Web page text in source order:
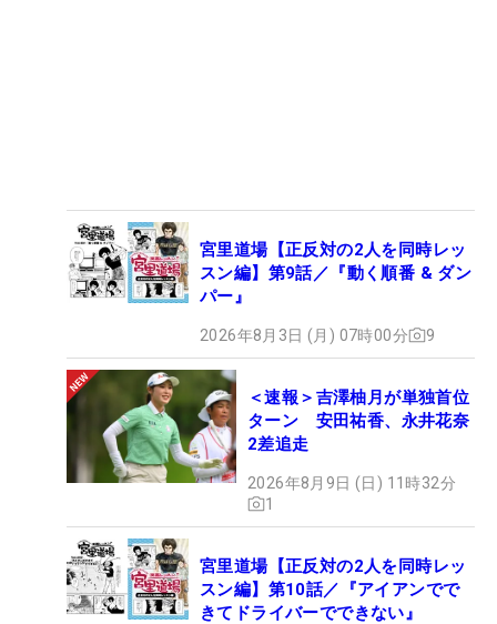
宮里道場【正反対の2人を同時レッ
スン編】第9話／『動く順番 & ダン
パー』
2026年8月3日 (月) 07時00分 9
＜速報＞吉澤柚月が単独首位
ターン 安田祐香、永井花奈
2差追走
2026年8月9日 (日) 11時32分
1
宮里道場【正反対の2人を同時レッ
スン編】第10話／『アイアンでで
きてドライバーでできない』